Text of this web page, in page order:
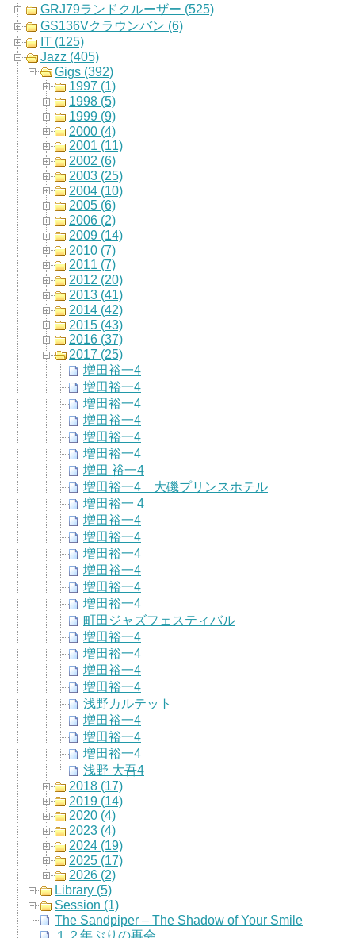
GRJ79ランドクルーザー (525)
GS136Vクラウンバン (6)
IT (125)
Jazz (405)
Gigs (392)
1997 (1)
1998 (5)
1999 (9)
2000 (4)
2001 (11)
2002 (6)
2003 (25)
2004 (10)
2005 (6)
2006 (2)
2009 (14)
2010 (7)
2011 (7)
2012 (20)
2013 (41)
2014 (42)
2015 (43)
2016 (37)
2017 (25)
増田裕一4
増田裕一4
増田裕一4
増田裕一4
増田裕一4
増田裕一4
増田 裕一4
増田裕一4 大磯プリンスホテル
増田裕一 4
増田裕一4
増田裕一4
増田裕一4
増田裕一4
増田裕一4
増田裕一4
町田ジャズフェスティバル
増田裕一4
増田裕一4
増田裕一4
増田裕一4
浅野カルテット
増田裕一4
増田裕一4
増田裕一4
浅野 大吾4
2018 (17)
2019 (14)
2020 (4)
2023 (4)
2024 (19)
2025 (17)
2026 (2)
Library (5)
Session (1)
The Sandpiper – The Shadow of Your Smile